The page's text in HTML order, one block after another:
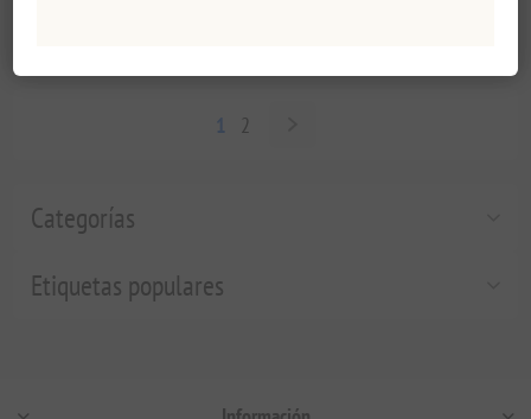
Categorías
Etiquetas populares
1 2